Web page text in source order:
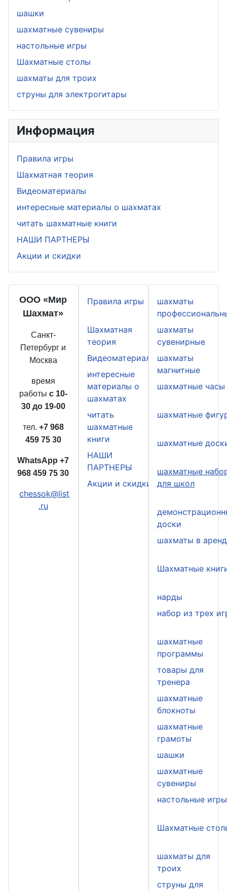
шашки
шахматные сувениры
настольные игры
Шахматные столы
шахматы для троих
струны для электрогитары
Информация
Правила игры
Шахматная теория
Видеоматериалы
интересные материалы о шахматах
читать шахматные книги
НАШИ ПАРТНЕРЫ
Акции и скидки
ООО «Мир
Шахмат»
Санкт-
Петербург и
Москва
время
работы с 10-
30 до 19-00
тел. +7 968
459 75 30
WhatsApp+7
968 459 75 30
chessok@list
.ru
Правила игры
Шахматная
теория
Видеоматериалы
интересные
материалы о
шахматах
читать
шахматные
книги
НАШИ
ПАРТНЕРЫ
Акции и скидки
шахматы
шахматы
сувенирные
шахматы
магнитные
шахматные часы
шахматные
шахматные
шахматные
для школ
доски
шахматы в
Шахматные
нарды
набор из трех
шахматные
программы
товары для
тренера
шахматные
блокноты
шахматные
грамоты
шашки
шахматные
сувениры
настольные игры
Шахматные
шахматы для
троих
струны для